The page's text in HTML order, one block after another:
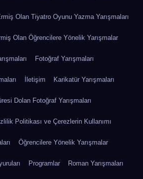
Olan Tiyatro Oyunu Yazma Yarışmaları
Olan Öğrencilere Yönelik Yarışmalar
Fotoğraf Yarışmaları
İletişim Karikatür Yarışmaları
Dolan Fotoğraf Yarışmaları
Politikası ve Çerezlerin Kullanımı
Öğrencilere Yönelik Yarışmalar
Programlar Roman Yarışmaları